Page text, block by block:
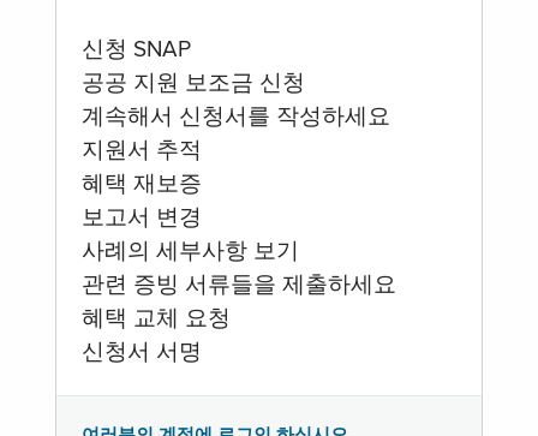
신청 SNAP
공공 지원 보조금 신청
계속해서 신청서를 작성하세요
지원서 추적
혜택 재보증
보고서 변경
사례의 세부사항 보기
관련 증빙 서류들을 제출하세요
혜택 교체 요청
신청서 서명